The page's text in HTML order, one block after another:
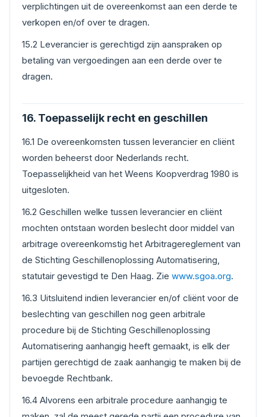
verplichtingen uit de overeenkomst aan een derde te
verkopen en/of over te dragen.
15.2 Leverancier is gerechtigd zijn aanspraken op
betaling van vergoedingen aan een derde over te
dragen.
16. Toepasselijk recht en geschillen
16.1 De overeenkomsten tussen leverancier en cliënt
worden beheerst door Nederlands recht.
Toepasselijkheid van het Weens Koopverdrag 1980 is
uitgesloten.
16.2 Geschillen welke tussen leverancier en cliënt
mochten ontstaan worden beslecht door middel van
arbitrage overeenkomstig het Arbitragereglement van
de Stichting Geschillenoplossing Automatisering,
statutair gevestigd te Den Haag. Zie www.sgoa.org.
16.3 Uitsluitend indien leverancier en/of cliënt voor de
beslechting van geschillen nog geen arbitrale
procedure bij de Stichting Geschillenoplossing
Automatisering aanhangig heeft gemaakt, is elk der
partijen gerechtigd de zaak aanhangig te maken bij de
bevoegde Rechtbank.
16.4 Alvorens een arbitrale procedure aanhangig te